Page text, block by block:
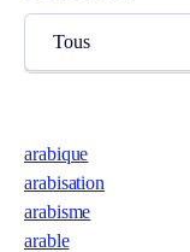
Tous
arabique
arabisation
arabisme
arable